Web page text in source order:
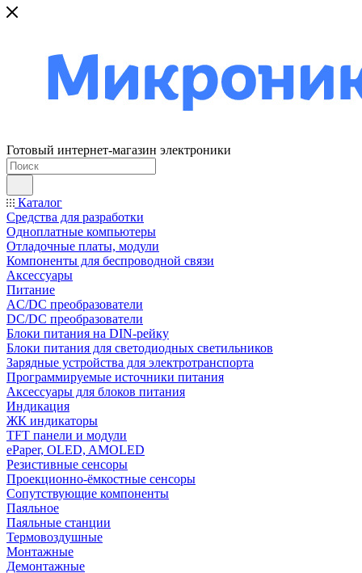
Готовый интернет-магазин электроники
Каталог
Средства для разработки
Одноплатные компьютеры
Отладочные платы, модули
Компоненты для беспроводной связи
Аксессуары
Питание
AC/DC преобразователи
DC/DC преобразователи
Блоки питания на DIN-рейку
Блоки питания для светодиодных светильников
Зарядные устройства для электротранспорта
Программируемые источники питания
Аксессуары для блоков питания
Индикация
ЖК индикаторы
TFT панели и модули
ePaper, OLED, AMOLED
Резистивные сенсоры
Проекционно-ёмкостные сенсоры
Сопутствующие компоненты
Паяльное
Паяльные станции
Термовоздушные
Монтажные
Демонтажные